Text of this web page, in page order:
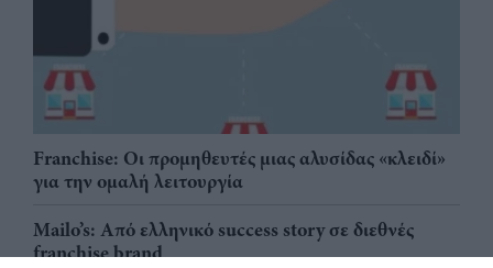
Franchise: Οι προμηθευτές μιας αλυσίδας «κλειδί»
για την ομαλή λειτουργία
Mailo’s: Από ελληνικό success story σε διεθνές
franchise brand